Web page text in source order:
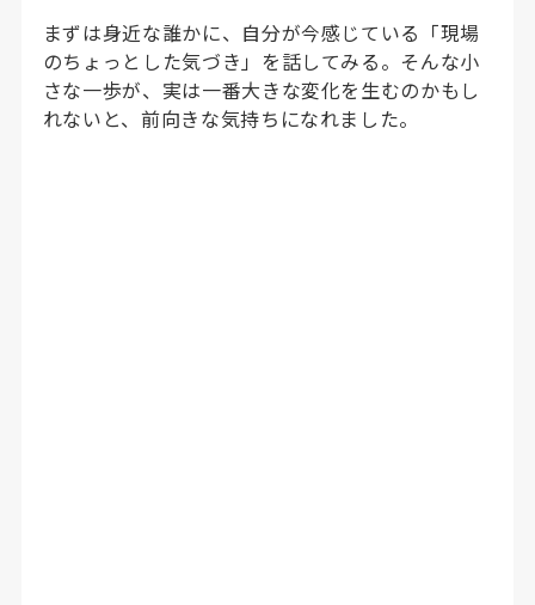
まずは身近な誰かに、自分が今感じている「現場
のちょっとした気づき」を話してみる。そんな小
さな一歩が、実は一番大きな変化を生むのかもし
れないと、前向きな気持ちになれました。